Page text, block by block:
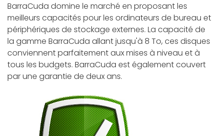
BarraCuda domine le marché en proposant les
meilleurs capacités pour les ordinateurs de bureau et
périphériques de stockage externes. La capacité de
la gamme BarraCuda allant jusqu'à 8 To, ces disques
conviennent parfaitement aux mises à niveau et à
tous les budgets. BarraCuda est également couvert
par une garantie de deux ans.